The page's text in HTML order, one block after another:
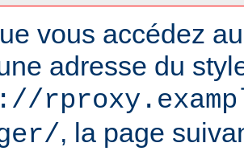
vous accédez
adresse du
, la page